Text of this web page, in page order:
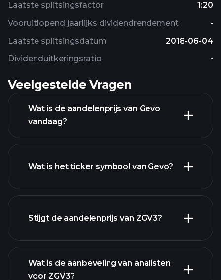
Vooruitlopend jaarlijks dividendrendement -
Dividenduitkeringsratio -
Laatste splitsingsfactor 1:20
Laatste splitsingsdatum 2018-06-04
Veelgestelde Vragen
Wat is de aandelenprijs van Gevo
vandaag?
geavanceerde grafiek
Wat is het ticker symbool van Gevo?
Stijgt de aandelenprijs van ZGV3?
Wat is de aanbeveling van analisten
voor ZGV3?